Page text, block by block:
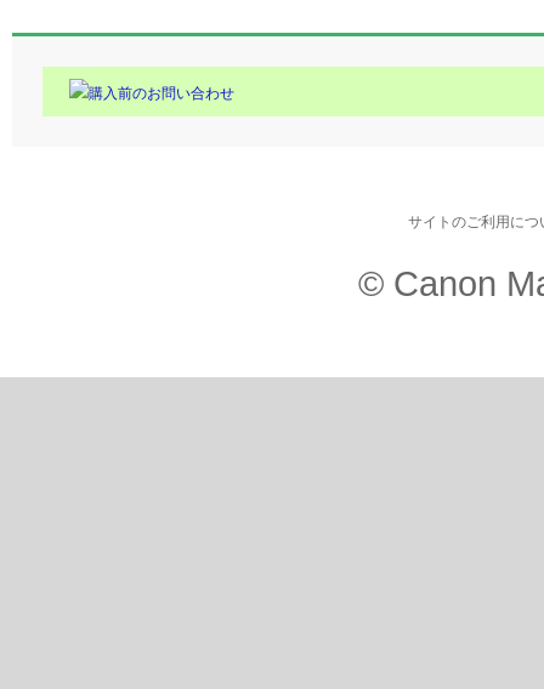
購入前のお問い合わせ
サイトのご利用につ
© Canon